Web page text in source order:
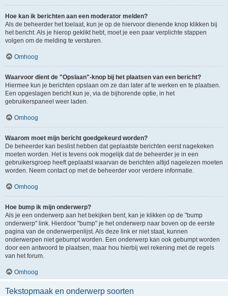
Hoe kan ik berichten aan een moderator melden?
Als de beheerder het toelaat, kun je op de hiervoor dienende knop klikken bij
het bericht. Als je hierop geklikt hebt, moet je een paar verplichte stappen
volgen om de melding te versturen.
Omhoog
Waarvoor dient de "Opslaan"-knop bij het plaatsen van een bericht?
Hiermee kun je berichten opslaan om ze dan later af te werken en te plaatsen.
Een opgeslagen bericht kun je, via de bijhorende optie, in het
gebruikerspaneel weer laden.
Omhoog
Waarom moet mijn bericht goedgekeurd worden?
De beheerder kan beslist hebben dat geplaatste berichten eerst nagekeken
moeten worden. Het is tevens ook mogelijk dat de beheerder je in een
gebruikersgroep heeft geplaatst waarvan de berichten altijd nagelezen moeten
worden. Neem contact op met de beheerder voor verdere informatie.
Omhoog
Hoe bump ik mijn onderwerp?
Als je een onderwerp aan het bekijken bent, kan je klikken op de "bump
onderwerp" link. Hierdoor "bump" je het onderwerp naar boven op de eerste
pagina van de onderwerpenlijst. Als deze link er niet staat, kunnen
onderwerpen niet gebumpt worden. Een onderwerp kan ook gebumpt worden
door een antwoord te plaatsen, maar hou hierbij wel rekening met de regels
van het forum.
Omhoog
Tekstopmaak en onderwerp soorten